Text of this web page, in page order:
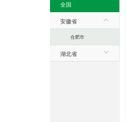
全国
安徽省
合肥市
湖北省